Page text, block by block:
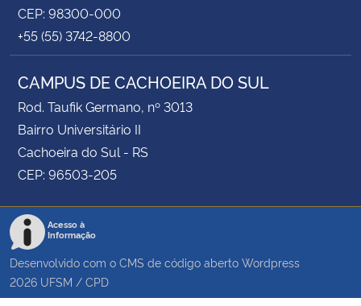
CEP: 98300-000
+55 (55) 3742-8800
CAMPUS DE CACHOEIRA DO SUL
Rod. Taufik Germano, nº 3013
Bairro Universitário II
Cachoeira do Sul - RS
CEP: 96503-205
Acesso à
Informação
Desenvolvido com o CMS de código aberto Wordpress
2026 UFSM / CPD